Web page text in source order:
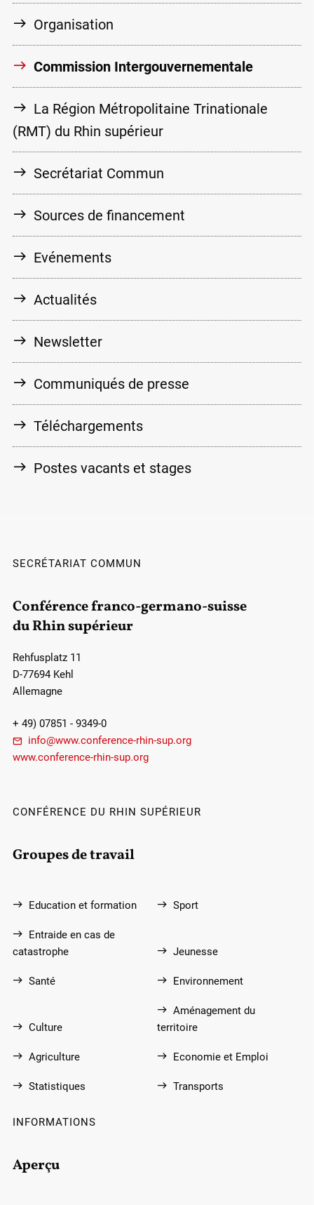
Organisation
Commission Intergouvernementale
La Région Métropolitaine Trinationale
(RMT) du Rhin supérieur
Secrétariat Commun
Sources de financement
Evénements
Actualités
Newsletter
Communiqués de presse
Téléchargements
Postes vacants et stages
SECRÉTARIAT COMMUN
Conférence franco-germano-suisse
du Rhin supérieur
Rehfusplatz 11
D-77694 Kehl
Allemagne
+ 49) 07851 - 9349-0
info@www.conference-rhin-sup.org
www.conference-rhin-sup.org
CONFÉRENCE DU RHIN SUPÉRIEUR
Groupes de travail
Education et formation Sport
Entraide en cas de
catastrophe
Jeunesse
Santé Environnement
Culture
Aménagement du
territoire
Agriculture Economie et Emploi
Statistiques Transports
INFORMATIONS
Aperçu